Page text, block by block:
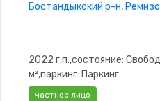
Бостандыкский р-н,
2022 г.п.,состояние:
м²,паркинг: Паркинг
частное лицо